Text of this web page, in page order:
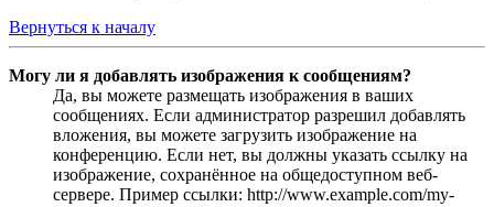
Вернуться к началу
Могу ли я добавлять изображения к сообщениям?
Да, вы можете размещать изображения в ваших
сообщениях. Если администратор разрешил добавлять
вложения, вы можете загрузить изображение на
конференцию. Если нет, вы должны указать ссылку на
изображение, сохранённое на общедоступном веб-
сервере. Пример ссылки: http://www.example.com/my-